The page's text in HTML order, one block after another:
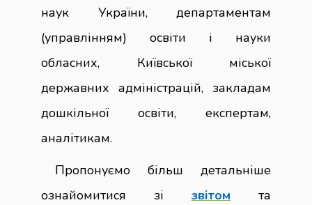
наук України, департаментам
(управлінням) освіти і науки
обласних, Київської міської
державних адміністрацій, закладам
дошкільної освіти, експертам,
аналітикам.
Пропонуємо більш детальніше
ознайомитися зі звітом та